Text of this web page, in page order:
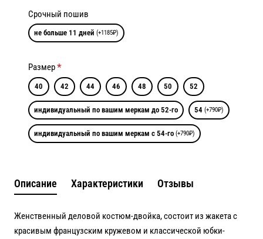
Срочный пошив
не больше 11 дней (+1185₽)
Размер
40 42 44 46 48 50 52
индивидуальный по вашим меркам до 52-го 54 (+790₽)
индивидуальный по вашим меркам с 54-го (+790₽)
Описание Характеристики Отзывы
Женственный деловой костюм-двойка, состоит из жакета с
красивым французским кружевом и классической юбки-